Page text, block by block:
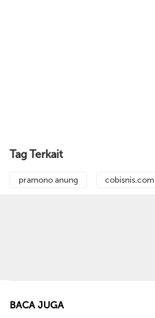
Tag Terkait
pramono anung cobisnis.com
BACA JUGA